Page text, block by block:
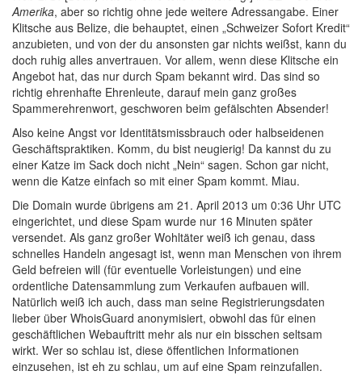
Amerika, aber so richtig ohne jede weitere Adressangabe. Einer
Klitsche aus Belize, die behauptet, einen „Schweizer Sofort Kredit“
anzubieten, und von der du ansonsten gar nichts weißst, kann du
doch ruhig alles anvertrauen. Vor allem, wenn diese Klitsche ein
Angebot hat, das nur durch Spam bekannt wird. Das sind so
richtig ehrenhafte Ehrenleute, darauf mein ganz großes
Spammerehrenwort, geschworen beim gefälschten Absender!
Also keine Angst vor Identitätsmissbrauch oder halbseidenen
Geschäftspraktiken. Komm, du bist neugierig! Da kannst du zu
einer Katze im Sack doch nicht „Nein“ sagen. Schon gar nicht,
wenn die Katze einfach so mit einer Spam kommt. Miau.
Die Domain wurde übrigens am 21. April 2013 um 0:36 Uhr UTC
eingerichtet, und diese Spam wurde nur 16 Minuten später
versendet. Als ganz großer Wohltäter weiß ich genau, dass
schnelles Handeln angesagt ist, wenn man Menschen von ihrem
Geld befreien will (für eventuelle Vorleistungen) und eine
ordentliche Datensammlung zum Verkaufen aufbauen will.
Natürlich weiß ich auch, dass man seine Registrierungsdaten
lieber über WhoisGuard anonymisiert, obwohl das für einen
geschäftlichen Webauftritt mehr als nur ein bisschen seltsam
wirkt. Wer so schlau ist, diese öffentlichen Informationen
einzusehen, ist eh zu schlau, um auf eine Spam reinzufallen.